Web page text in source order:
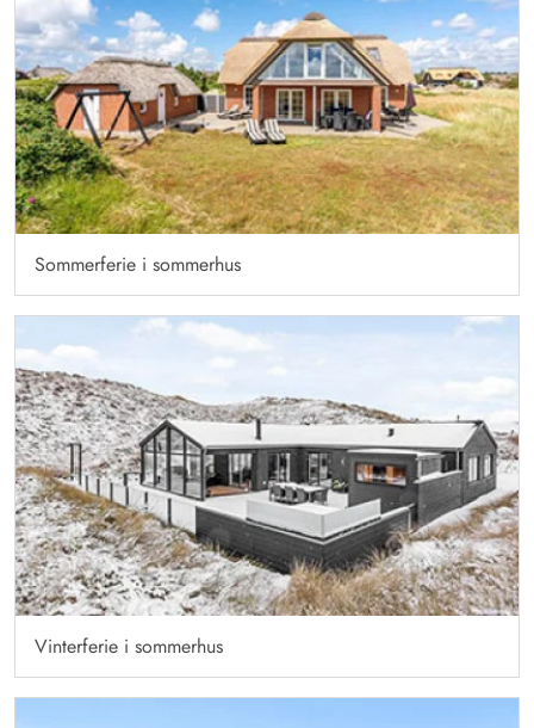
Sommerferie i sommerhus
Vinterferie i sommerhus